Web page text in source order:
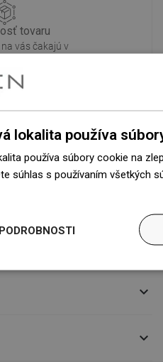
tovaru
vás čakajú v



lokalita používa
používa súbory cookie na
súhlas s používaním všetkých